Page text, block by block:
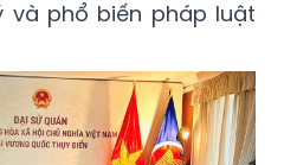
phổ biến pháp luật